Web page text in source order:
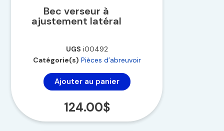
Bec verseur à
ajustement latéral
UGS i00492
Catégorie(s) Pièces d’abreuvoir
Ajouter au panier
124.00$